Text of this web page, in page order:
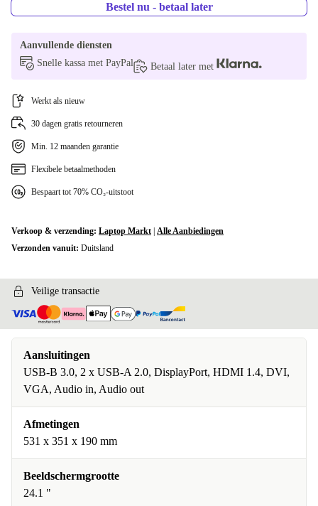
Bestel nu - betaal later
Aanvullende diensten
Snelle kassa met PayPal
Betaal later met
Werkt als nieuw
30 dagen gratis retourneren
Min. 12 maanden garantie
Flexibele betaalmethoden
Bespaart tot 70% CO₂-uitstoot
Verkoop & verzending: Laptop Markt Alle Aanbiedingen
Verzonden vanuit: Duitsland
Veilige transactie
Aansluitingen
USB-B 3.0, 2 x USB-A 2.0, DisplayPort, HDMI 1.4, DVI,
VGA, Audio in, Audio out
Afmetingen
531 x 351 x 190 mm
Beeldschermgrootte
24.1 "